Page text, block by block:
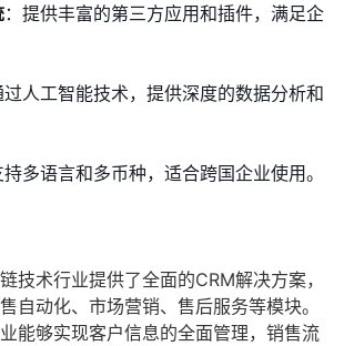
：提供丰富的第三方应用和插件，满足企
过人工智能技术，提供深度的数据分析和
持多语言和多币种，适合跨国企业使用。
技术行业提供了全面的CRM解决方案，
自动化、市场营销、售后服务等模块。
能够实现客户信息的全面管理，销售流